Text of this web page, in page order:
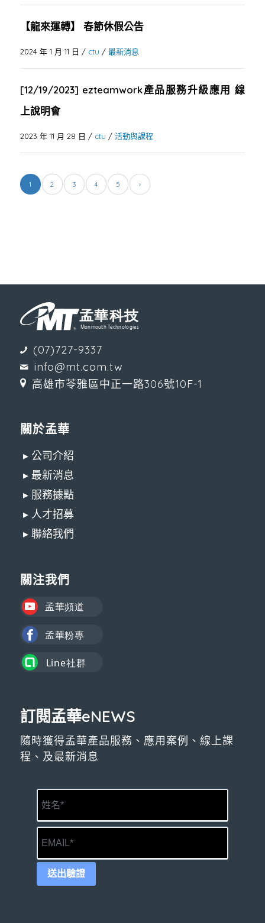
【龍來運轉】 春節休假公告
2024 年 1 月 11 日 / ctu / 最新消息
[12/19/2023] ezteamwork產品服務升級應用 線
上說明會
2023 年 11 月 28 日 / ctu / 活動與課程
1 2 3 4 5 ›
(07)727-9337
info@mt.com.tw
高雄市苓雅區中正一路306號10F-1
關於孟華
▸ 公司介紹
▸ 最新消息
▸ 服務據點
▸ 人才招募
▸ 聯絡我們
關注我們
訂閱孟華eNEWS
隨時獲得孟華產品服務、應用案例、線上課
程、及最新消息
送出驗證